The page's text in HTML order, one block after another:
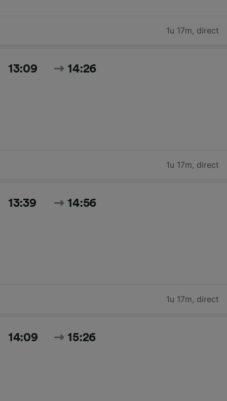
1u 17m, direct
13:09 14:26
1u 17m, direct
13:39 14:56
1u 17m, direct
14:09 15:26